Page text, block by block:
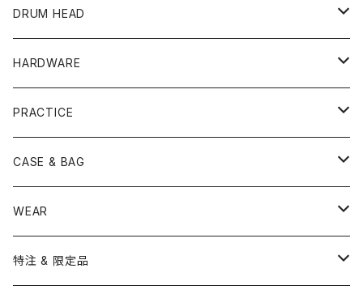
PEARL
TAMA
PEARL
LUDWIG
CYMBAL
ZILDJIAN
SABIAN
ACCESSORY
MUTE
BEATER
STICK
DRUM STICK
MARCHING STICK
ELECTRICK DRUM
CONGA
BONGO
TABLA BONGO
DJEMBE
DARBUKA
PANDEIRO
TAMBORIM
CONCERT SNARE
CONCERT CYMBAL
PAIR CYMBAL
SUSPENDED CYMBAL
小物楽器
TAMBORIN
TRAIANGLE
STICK
MALLET
MARIMBA
楽譜
DRUM HEAD
SNARE HEAD
REMO
EVANS
TOM HEAD
6" HEAD
8" HEAD
BASS DRUM HEAD
18" HEAD
20" HEAD
OTHER HEAD
HARDWARE
Cymbal Stands
Boom Stand
Straight Stand
Snare Stands
Hi-Hat Stands
Drum Pedals
PRACTICE
CYMBAL
PAD
BOOK ＆ MOVIE
CASE & BAG
STICK BAG
Link of Happiness
CYMBAL CASE
WEAR
BURR FINE COFFEE
特注 & 限定品